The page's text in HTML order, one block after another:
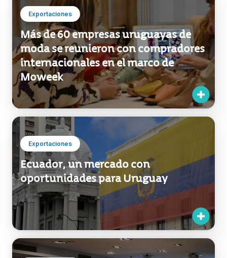
Exportaciones
Más de 60 empresas uruguayas de
moda se reunieron con compradores
internacionales en el marco de
Moweek
Exportaciones
Ecuador, un mercado con
oportunidades para Uruguay